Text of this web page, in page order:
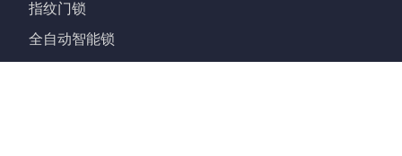
指纹门锁
全自动智能锁